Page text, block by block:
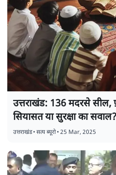
उत्तराखंड: 136 मदरसे सील,
सियासत या सुरक्षा का सवाल?
उत्तराखंड•सत्य ब्यूरो•25 Mar, 2025